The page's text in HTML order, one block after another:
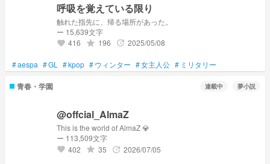
呼吸を覚えている限り
触れた指先に、帰る場所があった。
ー 15,639文字
favorite 416 grade 196 update 2025/05/08
#aespa #GL #kpop #ウィンター #女主人公 # ミリタリー
青春・学園 連載中 夢小説
@offcial_AlmaZ
This is the world of AlmaZ 💎
ー 113,509文字
favorite 402 grade 35 update 2026/07/05